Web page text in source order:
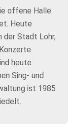
offene Halle
Heute
der Stadt Lohr,
heute
Sing- und
ist 1985